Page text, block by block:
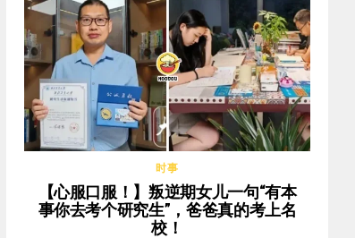
时事
【心服口服！】叛逆期女儿一句“有本
事你去考个研究生”，爸爸真的考上名
校！